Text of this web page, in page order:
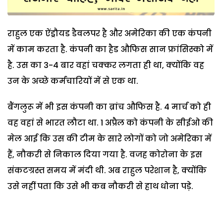
राहुल एक ऐंड्रौयड डैवलपर है और अमेरिका की एक कंपनी
में काम करता है. कंपनी का हैड औफिस सान फ्रांसिस्को में
है. उस का 3-4 बार वहां चक्कर लगता ही था, क्योंकि वह
उन के अच्छे कर्मचारियों में से एक था.
बैंगलुरू में भी इस कंपनी का ब्रांच औफिस है. 4 मार्च को ही
वह वहां से भारत लौटा था. 1 अप्रैल को कंपनी के सीईओ की
मेल आई कि उस की टीम के सारे लोगों को जो अमेरिका में
हैं, नौकरी से निकाल दिया गया है. वजह कोरोना के इस
संकटग्रस्त समय में मंदी थी. अब राहुल परेशान है, क्योंकि
उसे नहीं पता कि उसे भी कब नौकरी से हाथ धोना पड़े.